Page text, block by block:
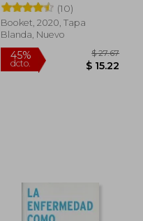
45%
dcto.
(10)
Booket, 2020, Tapa
Blanda, Nuevo